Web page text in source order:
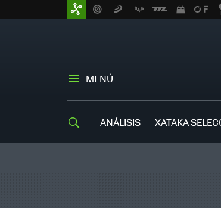
MENÚ
ANÁLISIS XATAKA